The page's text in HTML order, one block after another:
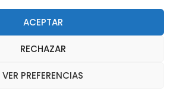
ACEPTAR
RECHAZAR
VER PREFERENCIAS